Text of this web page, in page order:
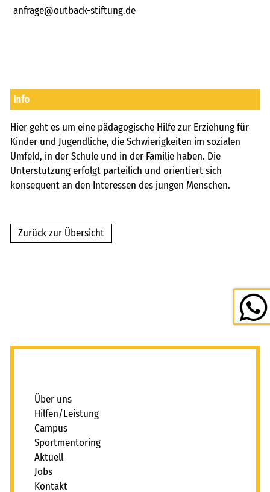
anfrage@outback-stiftung.de
Info
Hier geht es um eine pädagogische Hilfe zur Erziehung für
Kinder und Jugendliche, die Schwierigkeiten im sozialen
Umfeld, in der Schule und in der Familie haben. Die
Unterstützung erfolgt parteilich und orientiert sich
konsequent an den Interessen des jungen Menschen.
Zurück zur Übersicht
Über uns
Hilfen/Leistung
Campus
Sportmentoring
Aktuell
Jobs
Kontakt